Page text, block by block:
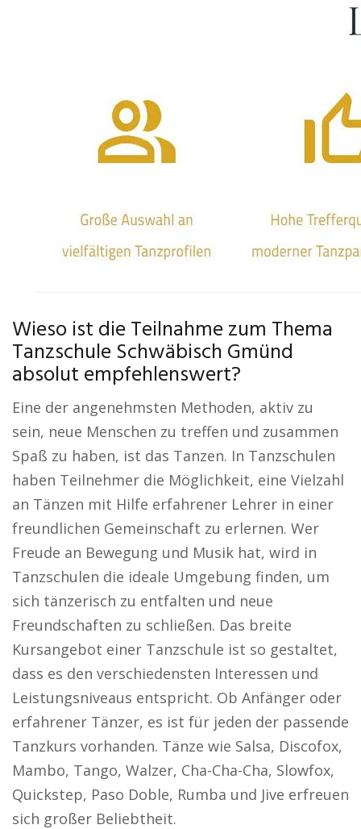
Wieso ist die Teilnahme zum Thema
Tanzschule Schwäbisch Gmünd
absolut empfehlenswert?
Eine der angenehmsten Methoden, aktiv zu
sein, neue Menschen zu treffen und zusammen
Spaß zu haben, ist das Tanzen. In Tanzschulen
haben Teilnehmer die Möglichkeit, eine Vielzahl
an Tänzen mit Hilfe erfahrener Lehrer in einer
freundlichen Gemeinschaft zu erlernen. Wer
Freude an Bewegung und Musik hat, wird in
Tanzschulen die ideale Umgebung finden, um
sich tänzerisch zu entfalten und neue
Freundschaften zu schließen. Das breite
Kursangebot einer Tanzschule ist so gestaltet,
dass es den verschiedensten Interessen und
Leistungsniveaus entspricht. Ob Anfänger oder
erfahrener Tänzer, es ist für jeden der passende
Tanzkurs vorhanden. Tänze wie Salsa, Discofox,
Mambo, Tango, Walzer, Cha-Cha-Cha, Slowfox,
Quickstep, Paso Doble, Rumba und Jive erfreuen
sich großer Beliebtheit.